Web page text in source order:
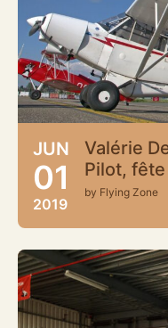
JUN
01
2019
Valérie
Pilot,
by Flying Zone